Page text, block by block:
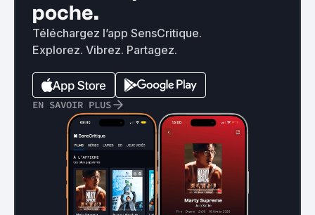
poche.
Téléchargez l’app SensCritique.
Explorez. Vibrez. Partagez.
EN SAVOIR PLUS